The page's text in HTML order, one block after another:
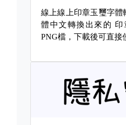
線上線上印章玉璽字體
體中文轉換出來的 印
PNG檔，下載後可直接